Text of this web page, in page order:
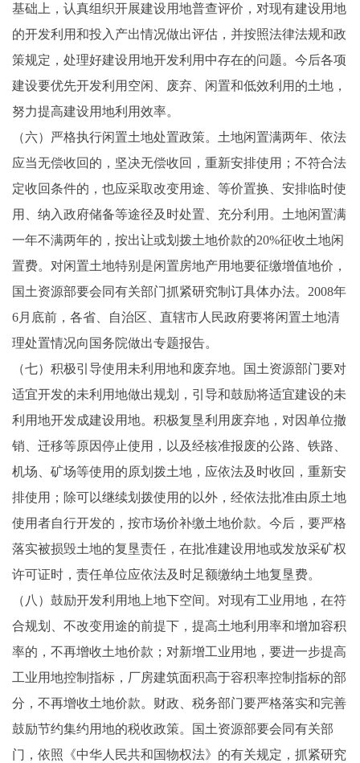
基础上，认真组织开展建设用地普查评价，对现有建设用地
的开发利用和投入产出情况做出评估，并按照法律法规和政
策规定，处理好建设用地开发利用中存在的问题。今后各项
建设要优先开发利用空闲、废弃、闲置和低效利用的土地，
努力提高建设用地利用效率。
（六）严格执行闲置土地处置政策。土地闲置满两年、依法
应当无偿收回的，坚决无偿收回，重新安排使用；不符合法
定收回条件的，也应采取改变用途、等价置换、安排临时使
用、纳入政府储备等途径及时处置、充分利用。土地闲置满
一年不满两年的，按出让或划拨土地价款的20%征收土地闲
置费。对闲置土地特别是闲置房地产用地要征缴增值地价，
国土资源部要会同有关部门抓紧研究制订具体办法。2008年
6月底前，各省、自治区、直辖市人民政府要将闲置土地清
理处置情况向国务院做出专题报告。
（七）积极引导使用未利用地和废弃地。国土资源部门要对
适宜开发的未利用地做出规划，引导和鼓励将适宜建设的未
利用地开发成建设用地。积极复垦利用废弃地，对因单位撤
销、迁移等原因停止使用，以及经核准报废的公路、铁路、
机场、矿场等使用的原划拨土地，应依法及时收回，重新安
排使用；除可以继续划拨使用的以外，经依法批准由原土地
使用者自行开发的，按市场价补缴土地价款。今后，要严格
落实被损毁土地的复垦责任，在批准建设用地或发放采矿权
许可证时，责任单位应依法及时足额缴纳土地复垦费。
（八）鼓励开发利用地上地下空间。对现有工业用地，在符
合规划、不改变用途的前提下，提高土地利用率和增加容积
率的，不再增收土地价款；对新增工业用地，要进一步提高
工业用地控制指标，厂房建筑面积高于容积率控制指标的部
分，不再增收土地价款。财政、税务部门要严格落实和完善
鼓励节约集约用地的税收政策。国土资源部要会同有关部
门，依照《中华人民共和国物权法》的有关规定，抓紧研究